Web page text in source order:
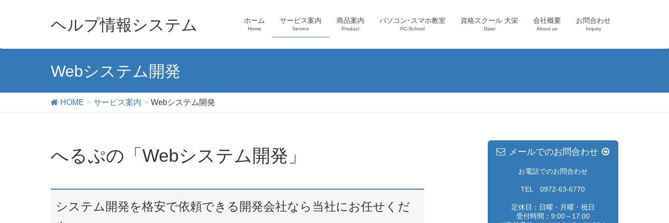
ヘルプ情報システム ホーム
Home
サービス案内
Service
商品案内
Product
パソコン･スマホ教室
PC-School
資格スクール 大栄
Daiei
会社概要
About us
お問合わせ
Inquiry
Webシステム開発
HOME サービス案内 Webシステム開発
へるぷの「Webシステム開発」
システム開発を格安で依頼できる開発会社なら当社にお任せくだ
メールでのお問合わせ
お電話でのお問合わせ
TEL 0972-63-6770
定休日：日曜・月曜・祝日
受付時間：9:00～17:00